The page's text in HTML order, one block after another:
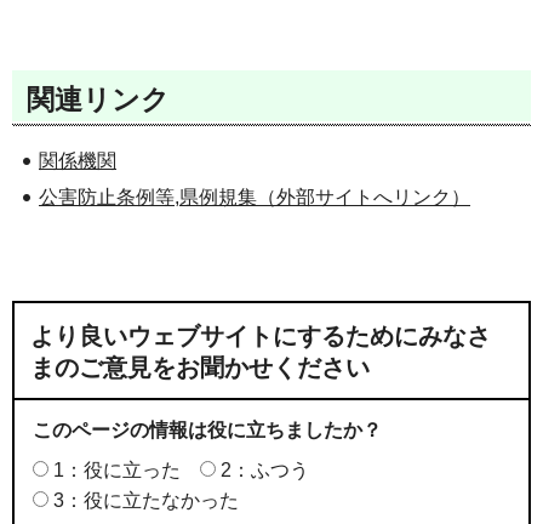
関連リンク
関係機関
公害防止条例等,県例規集（外部サイトへリンク）
より良いウェブサイトにするためにみなさ
まのご意見をお聞かせください
このページの情報は役に立ちましたか？
1：役に立った
2：ふつう
3：役に立たなかった